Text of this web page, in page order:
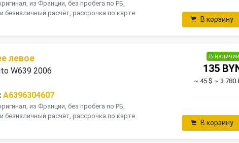
из Франции, без пробега по РБ,
безналичный расчёт, рассрочка по карте
В корзину
левое
W639 2006
A6396304607
из Франции, без пробега по РБ,
безналичный расчёт, рассрочка по карте
В наличии
135
~ 45 $ ~ 3 780
В корзину